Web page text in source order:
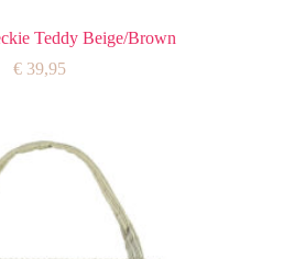
Teddy Beige/Brown
€ 39,95